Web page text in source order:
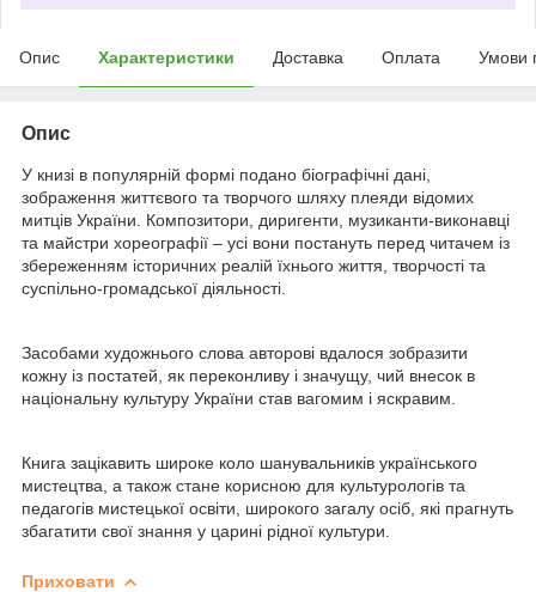
Опис Характеристики Доставка Оплата Умови
Опис
У книзі в популярній формі подано біографічні дані,
зображення життєвого та творчого шляху плеяди відомих
митців України. Композитори, диригенти, музиканти-виконавці
та майстри хореографії – усі вони постануть перед читачем із
збереженням історичних реалій їхнього життя, творчості та
суспільно-громадської діяльності.
Засобами художнього слова авторові вдалося зобразити
кожну із постатей, як переконливу і значущу, чий внесок в
національну культуру України став вагомим і яскравим.
Книга зацікавить широке коло шанувальників українського
мистецтва, а також стане корисною для культурологів та
педагогів мистецької освіти, широкого загалу осіб, які прагнуть
збагатити свої знання у царині рідної культури.
Приховати